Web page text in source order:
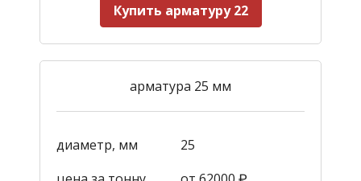
Купить арматуру 22
арматура 25 мм
диаметр, мм
25